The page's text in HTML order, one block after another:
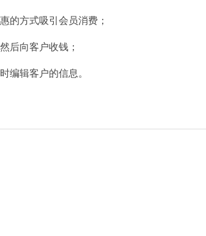
的方式吸引会员消费；
后向客户收钱；
编辑客户的信息。